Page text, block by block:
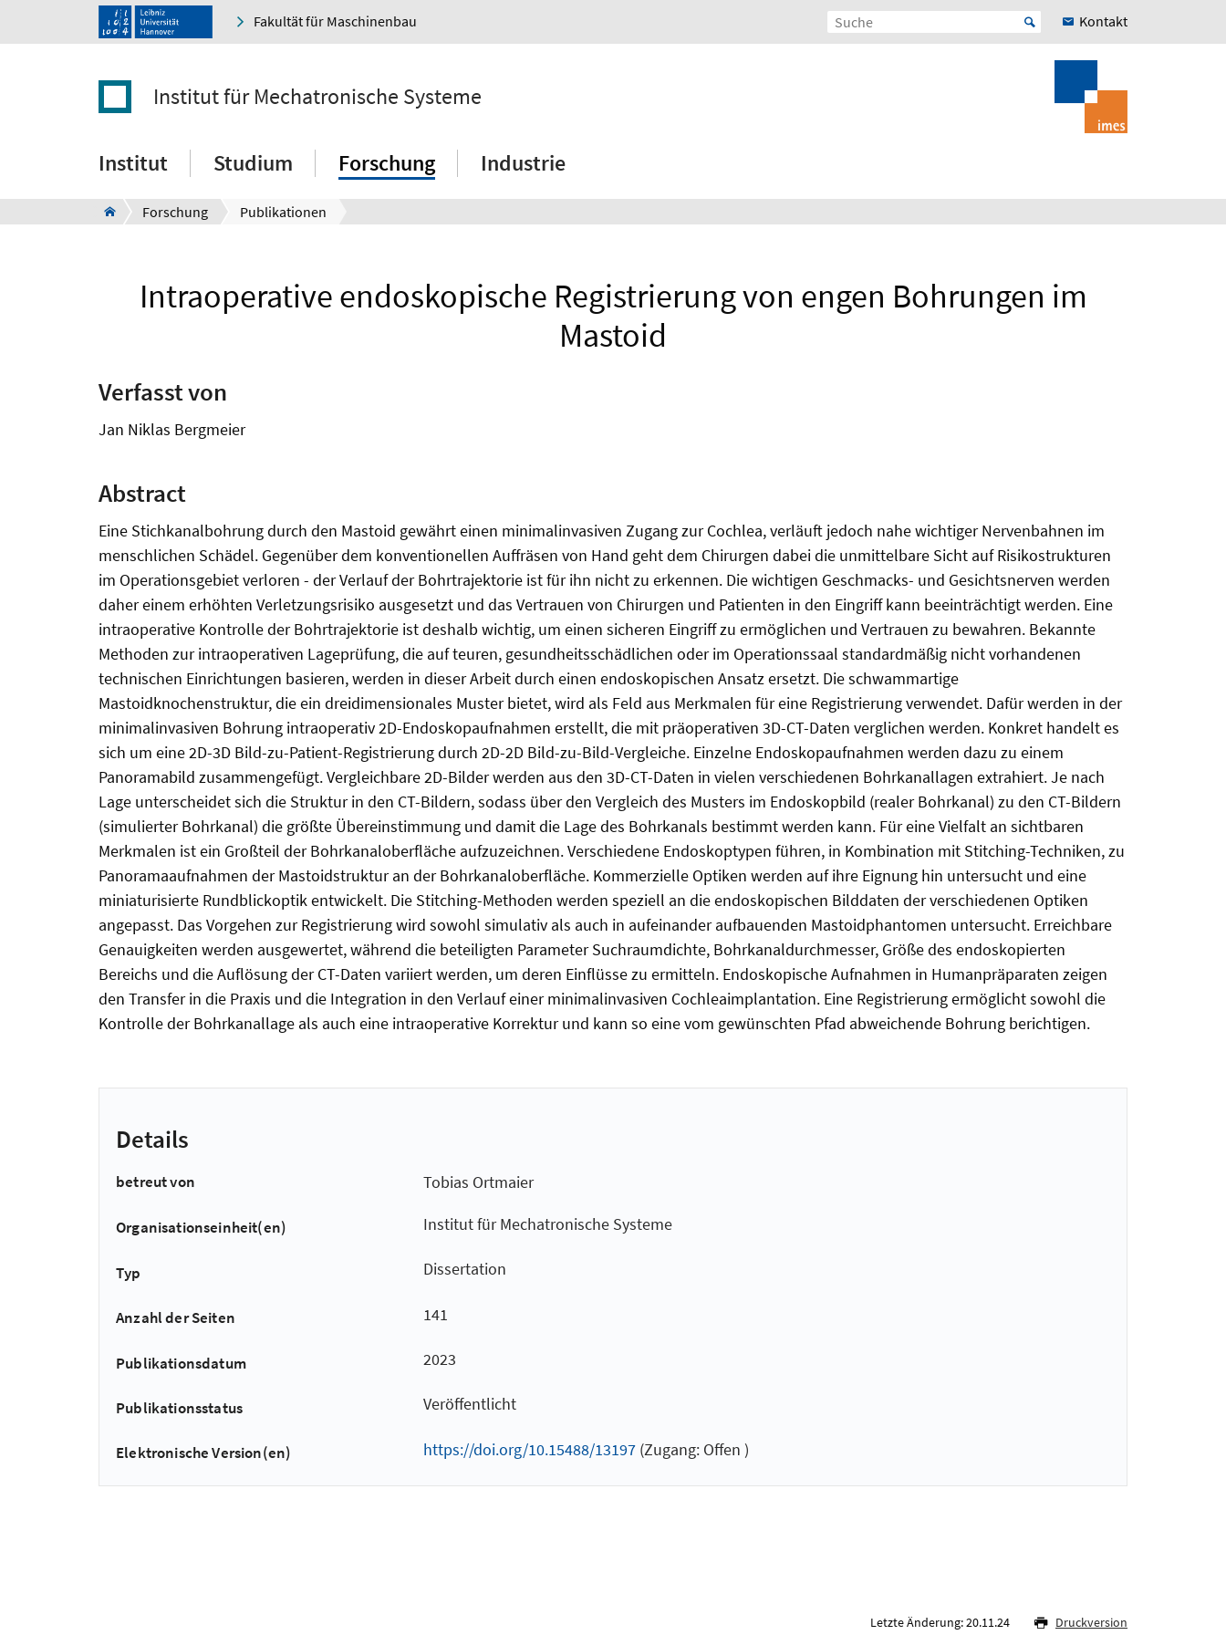
Fakultät für Maschinenbau Kontakt
Institut für Mechatronische Systeme
Institut Studium Forschung Industrie
Forschung Publikationen
Intraoperative endoskopische Registrierung von engen Bohrungen im
Mastoid
Verfasst von
Jan Niklas Bergmeier
Abstract
Eine Stichkanalbohrung durch den Mastoid gewährt einen minimalinvasiven Zugang zur Cochlea, verläuft jedoch nahe wichtiger Nervenbahnen im
menschlichen Schädel. Gegenüber dem konventionellen Auffräsen von Hand geht dem Chirurgen dabei die unmittelbare Sicht auf Risikostrukturen
im Operationsgebiet verloren - der Verlauf der Bohrtrajektorie ist für ihn nicht zu erkennen. Die wichtigen Geschmacks- und Gesichtsnerven werden
daher einem erhöhten Verletzungsrisiko ausgesetzt und das Vertrauen von Chirurgen und Patienten in den Eingriff kann beeinträchtigt werden. Eine
intraoperative Kontrolle der Bohrtrajektorie ist deshalb wichtig, um einen sicheren Eingriff zu ermöglichen und Vertrauen zu bewahren. Bekannte
Methoden zur intraoperativen Lageprüfung, die auf teuren, gesundheitsschädlichen oder im Operationssaal standardmäßig nicht vorhandenen
technischen Einrichtungen basieren, werden in dieser Arbeit durch einen endoskopischen Ansatz ersetzt. Die schwammartige
Mastoidknochenstruktur, die ein dreidimensionales Muster bietet, wird als Feld aus Merkmalen für eine Registrierung verwendet. Dafür werden in der
minimalinvasiven Bohrung intraoperativ 2D-Endoskopaufnahmen erstellt, die mit präoperativen 3D-CT-Daten verglichen werden. Konkret handelt es
sich um eine 2D-3D Bild-zu-Patient-Registrierung durch 2D-2D Bild-zu-Bild-Vergleiche. Einzelne Endoskopaufnahmen werden dazu zu einem
Panoramabild zusammengefügt. Vergleichbare 2D-Bilder werden aus den 3D-CT-Daten in vielen verschiedenen Bohrkanallagen extrahiert. Je nach
Lage unterscheidet sich die Struktur in den CT-Bildern, sodass über den Vergleich des Musters im Endoskopbild (realer Bohrkanal) zu den CT-Bildern
(simulierter Bohrkanal) die größte Übereinstimmung und damit die Lage des Bohrkanals bestimmt werden kann. Für eine Vielfalt an sichtbaren
Merkmalen ist ein Großteil der Bohrkanaloberfläche aufzuzeichnen. Verschiedene Endoskoptypen führen, in Kombination mit Stitching-Techniken, zu
Panoramaaufnahmen der Mastoidstruktur an der Bohrkanaloberfläche. Kommerzielle Optiken werden auf ihre Eignung hin untersucht und eine
miniaturisierte Rundblickoptik entwickelt. Die Stitching-Methoden werden speziell an die endoskopischen Bilddaten der verschiedenen Optiken
angepasst. Das Vorgehen zur Registrierung wird sowohl simulativ als auch in aufeinander aufbauenden Mastoidphantomen untersucht. Erreichbare
Genauigkeiten werden ausgewertet, während die beteiligten Parameter Suchraumdichte, Bohrkanaldurchmesser, Größe des endoskopierten
Bereichs und die Auflösung der CT-Daten variiert werden, um deren Einflüsse zu ermitteln. Endoskopische Aufnahmen in Humanpräparaten zeigen
den Transfer in die Praxis und die Integration in den Verlauf einer minimalinvasiven Cochleaimplantation. Eine Registrierung ermöglicht sowohl die
Kontrolle der Bohrkanallage als auch eine intraoperative Korrektur und kann so eine vom gewünschten Pfad abweichende Bohrung berichtigen.
Details
betreut von Tobias Ortmaier
Organisationseinheit(en) Institut für Mechatronische Systeme
Typ Dissertation
Anzahl der Seiten 141
Publikationsdatum 2023
Publikationsstatus Veröffentlicht
Elektronische Version(en) https://doi.org/10.15488/13197(Zugang: Offen )
Letzte Änderung: 20.11.24 Druckversion